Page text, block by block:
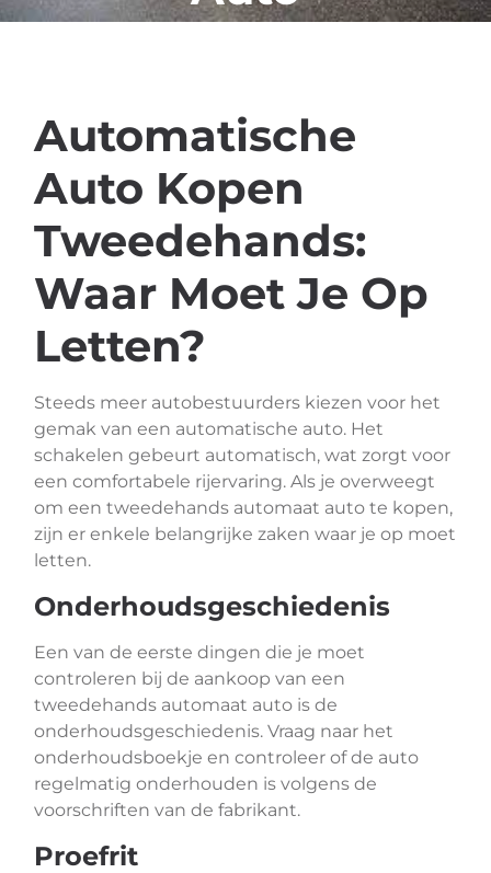
Automatische
Auto Kopen
Tweedehands:
Waar Moet Je Op
Letten?
Steeds meer autobestuurders kiezen voor het
gemak van een automatische auto. Het
schakelen gebeurt automatisch, wat zorgt voor
een comfortabele rijervaring. Als je overweegt
om een tweedehands automaat auto te kopen,
zijn er enkele belangrijke zaken waar je op moet
letten.
Onderhoudsgeschiedenis
Een van de eerste dingen die je moet
controleren bij de aankoop van een
tweedehands automaat auto is de
onderhoudsgeschiedenis. Vraag naar het
onderhoudsboekje en controleer of de auto
regelmatig onderhouden is volgens de
voorschriften van de fabrikant.
Proefrit